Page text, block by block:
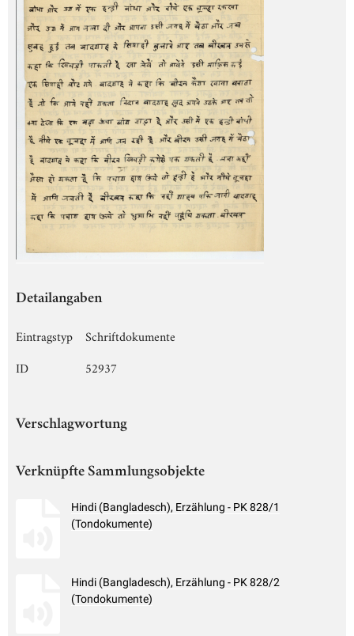
Detailangaben
Eintragstyp
Schriftdokumente
ID
52937
Verschlagwortung
Verknüpfte Sammlungsobjekte
Hindi (Bangladesch), Erzählung - PK 828/1
(Tondokumente)
Hindi (Bangladesch), Erzählung - PK 828/2
(Tondokumente)